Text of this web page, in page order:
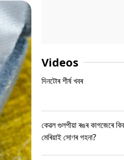
Videos
দিনটোৰ শীৰ্ষ খবৰ
কেৱল গুলপীয়া ৰঙৰ কাগজেৰে
মেৰিয়াই সোণৰ গহনা?